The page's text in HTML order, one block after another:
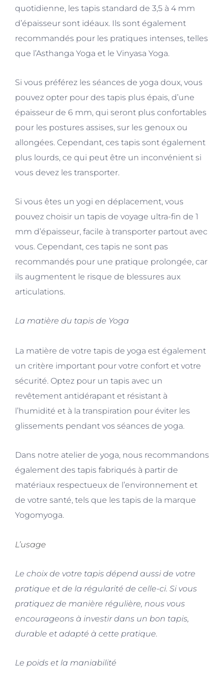
quotidienne, les tapis standard de 3,5 à 4 mm
d’épaisseur sont idéaux. Ils sont également
recommandés pour les pratiques intenses, telles
que l’Asthanga Yoga et le Vinyasa Yoga.
Si vous préférez les séances de yoga doux, vous
pouvez opter pour des tapis plus épais, d’une
épaisseur de 6 mm, qui seront plus confortables
pour les postures assises, sur les genoux ou
allongées. Cependant, ces tapis sont également
plus lourds, ce qui peut être un inconvénient si
vous devez les transporter.
Si vous êtes un yogi en déplacement, vous
pouvez choisir un tapis de voyage ultra-fin de 1
mm d’épaisseur, facile à transporter partout avec
vous. Cependant, ces tapis ne sont pas
recommandés pour une pratique prolongée, car
ils augmentent le risque de blessures aux
articulations.
La matière du tapis de Yoga
La matière de votre tapis de yoga est également
un critère important pour votre confort et votre
sécurité. Optez pour un tapis avec un
revêtement antidérapant et résistant à
l’humidité et à la transpiration pour éviter les
glissements pendant vos séances de yoga.
Dans notre atelier de yoga, nous recommandons
également des tapis fabriqués à partir de
matériaux respectueux de l’environnement et
de votre santé, tels que les tapis de la marque
Yogomyoga.
L’usage
Le choix de votre tapis dépend aussi de votre
pratique et de la régularité de celle-ci. Si vous
pratiquez de manière régulière, nous vous
encourageons à investir dans un bon tapis,
durable et adapté à cette pratique.
Le poids et la maniabilité